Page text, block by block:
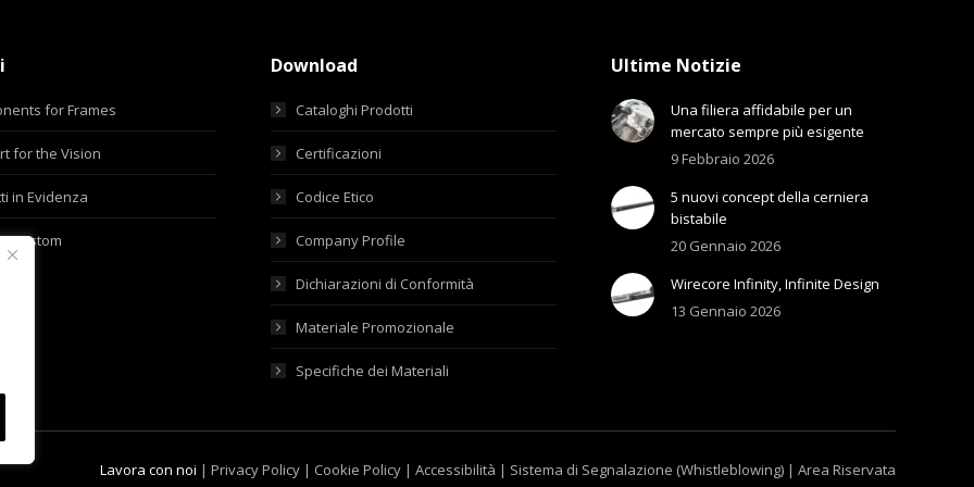
for Frames
for the Vision
in Evidenza
Custom
Download
Cataloghi Prodotti
Certificazioni
Codice Etico
Company Profile
Dichiarazioni di Conformità
Materiale Promozionale
Specifiche dei Materiali
Ultime Notizie
Una filiera affidabile per un
mercato sempre più esigente
9 Febbraio 2026
5 nuovi concept della cerniera
bistabile
20 Gennaio 2026
Wirecore Infinity, Infinite Design
13 Gennaio 2026
Lavora con noi | Privacy Policy | Cookie Policy | Accessibilità | Sistema di Segnalazione (Whistleblowing) | Area Riservata